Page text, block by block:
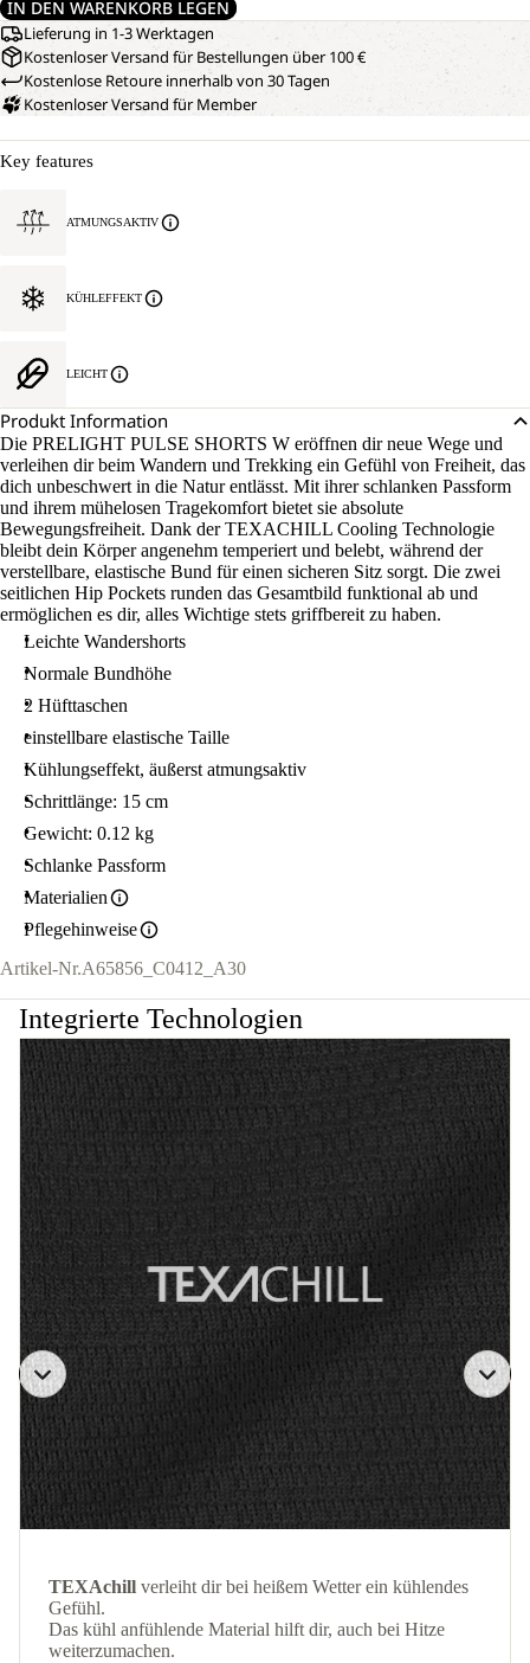
IN DEN WARENKORB LEGEN
Lieferung in 1-3 Werktagen
Kostenloser Versand für Bestellungen über 100 €
Kostenlose Retoure innerhalb von 30 Tagen
Kostenloser Versand für Member
Key features
ATMUNGSAKTIV
KÜHLEFFEKT
LEICHT
Produkt Information
Die PRELIGHT PULSE SHORTS W eröffnen dir neue Wege und
verleihen dir beim Wandern und Trekking ein Gefühl von Freiheit, das
dich unbeschwert in die Natur entlässt. Mit ihrer schlanken Passform
und ihrem mühelosen Tragekomfort bietet sie absolute
Bewegungsfreiheit. Dank der TEXACHILL Cooling Technologie
bleibt dein Körper angenehm temperiert und belebt, während der
verstellbare, elastische Bund für einen sicheren Sitz sorgt. Die zwei
seitlichen Hip Pockets runden das Gesamtbild funktional ab und
ermöglichen es dir, alles Wichtige stets griffbereit zu haben.
Leichte Wandershorts
Normale Bundhöhe
2 Hüfttaschen
einstellbare elastische Taille
Kühlungseffekt, äußerst atmungsaktiv
Schrittlänge: 15 cm
Gewicht: 0.12 kg
Schlanke Passform
Materialien
Pflegehinweise
Artikel-Nr.A65856_C0412_A30
Integrierte Technologien
TEXAchill verleiht dir bei heißem Wetter ein kühlendes
Gefühl.
Das kühl anfühlende Material hilft dir, auch bei Hitze
weiterzumachen.